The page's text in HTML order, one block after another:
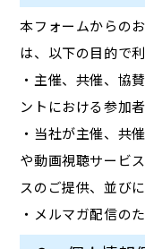
本フォームからの
は、以下の目的で
・主催、共催、協
ントにおける参加
・当社が主催、共
や動画視聴サービ
スのご提供、並び
・メルマガ配信の